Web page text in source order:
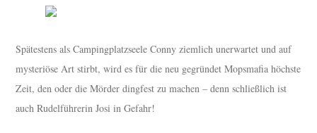
Spätestens als Campingplatzseele Conny ziemlich unerwartet und auf
mysteriöse Art stirbt, wird es für die neu gegründet Mopsmafia höchste
Zeit, den oder die Mörder dingfest zu machen – denn schließlich ist
auch Rudelführerin Josi in Gefahr!